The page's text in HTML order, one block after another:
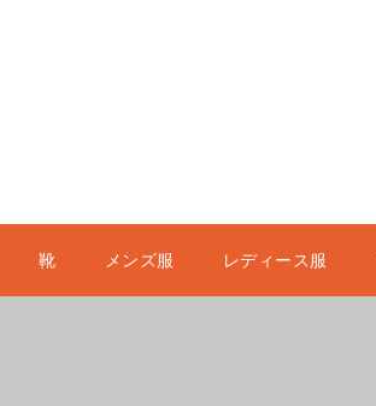
靴 メンズ服 レディース服